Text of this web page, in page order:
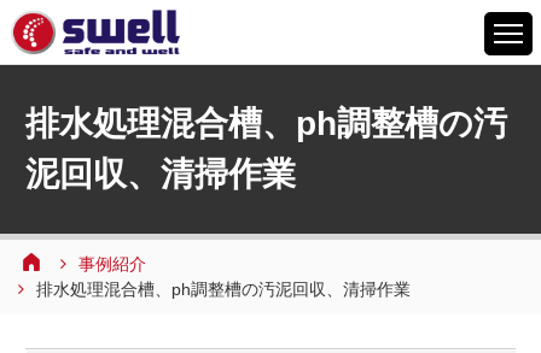
6つの特徴
サービスメニュー
事例紹介
よくあるご質問
排水処理混合槽、ph調整槽の汚
泥回収、清掃作業
事例紹介
排水処理混合槽、ph調整槽の汚泥回収、清掃作業